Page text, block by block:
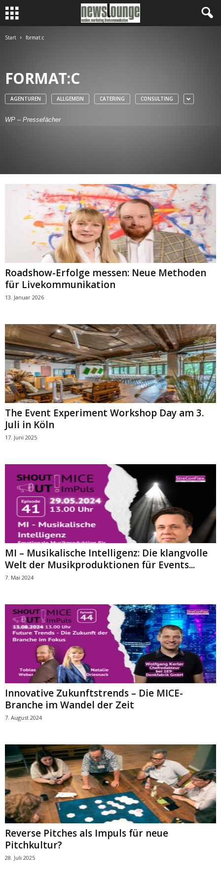
Start format:c
FORMAT:C
AGENTUREN ALLGEMEIN CATERING CONSULTING
WP – Pressefächer
Roadshow-Erfolge messen: Neue Methoden
für Livekommunikation
13. Januar 2026
The Event Experiment Workshop Day am 3.
Juli in Köln
17. Juni 2025
MI – Musikalische Intelligenz: Die klangvolle
Welt der Musikproduktionen für Events...
7. Mai 2024
Innovative Zukunftstrends – Die MICE-
Branche im Wandel der Zeit
7. August 2024
Reverse Pitches als Impuls für neue
Pitchkultur?
28. Juli 2025